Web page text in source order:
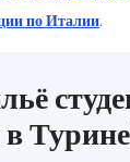
по Италии.
в